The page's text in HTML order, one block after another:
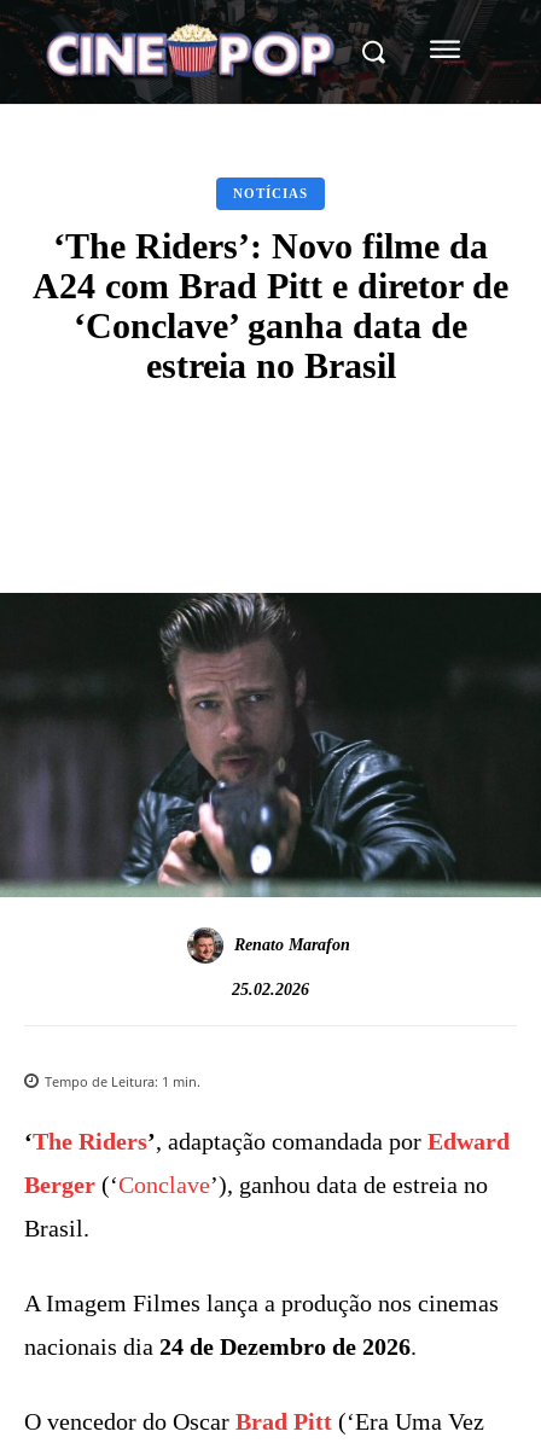
NOTÍCIAS
‘The Riders’: Novo filme da
A24 com Brad Pitt e diretor de
‘Conclave’ ganha data de
estreia no Brasil
Renato Marafon
25.02.2026
Tempo de Leitura: 1 min.
‘The Riders’, adaptação comandada por Edward
Berger (‘Conclave’), ganhou data de estreia no
Brasil.
A Imagem Filmes lança a produção nos cinemas
nacionais dia 24 de Dezembro de 2026.
O vencedor do Oscar Brad Pitt (‘Era Uma Vez